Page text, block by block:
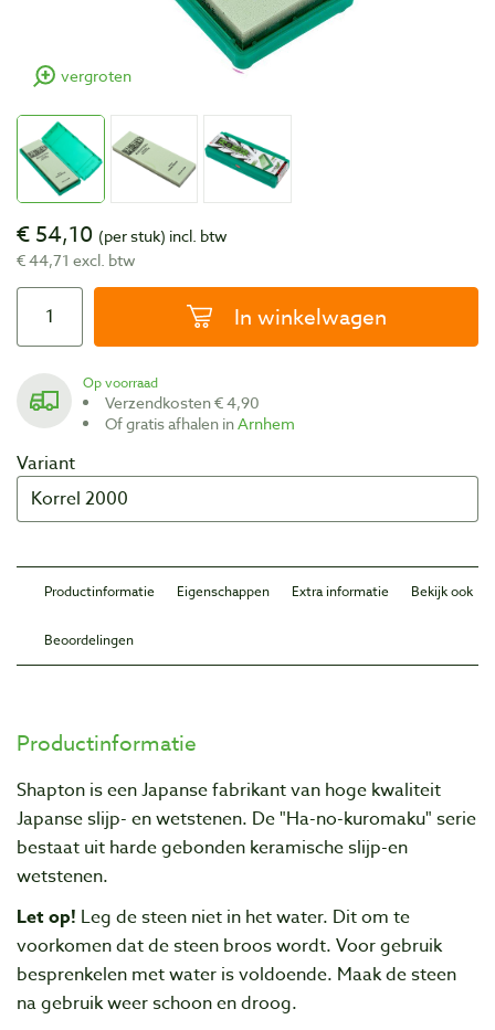
vergroten
€ 54,10 (per stuk) incl. btw
€ 44,71 excl. btw
In winkelwagen
Op voorraad
Verzendkosten € 4,90
Of gratis afhalen inArnhem
Variant
Productinformatie Eigenschappen Extra informatie Bekijk ook
Beoordelingen
Productinformatie
Shapton is een Japanse fabrikant van hoge kwaliteit
Japanse slijp- en wetstenen. De "Ha-no-kuromaku" serie
bestaat uit harde gebonden keramische slijp-en
wetstenen.
Let op! Leg de steen niet in het water. Dit om te
voorkomen dat de steen broos wordt. Voor gebruik
besprenkelen met water is voldoende. Maak de steen
na gebruik weer schoon en droog.